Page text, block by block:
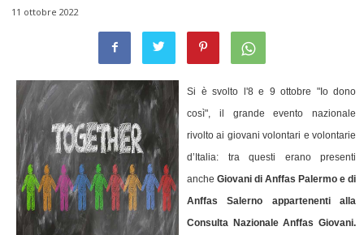
11 ottobre 2022
Si è svolto l'8 e 9 ottobre "Io dono
così", il grande evento nazionale
rivolto ai giovani volontari e volontarie
d’Italia: tra questi erano presenti
anche Giovani di Anffas Palermo e di
Anffas Salerno appartenenti alla
Consulta Nazionale Anffas Giovani.